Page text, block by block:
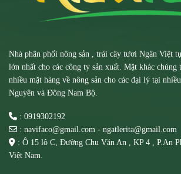
Nhà phân phối nông sản , trái cây tươi Ngân Việt
lớn nhất cho các công ty sản xuất. Mặt khác chúng
nhiều mặt hàng về nông sản cho các đại lý tại
Nguyên và Đông Nam Bộ.
: 0919302192
: navifaco@gmail.com - ngatlerita@gmail.com
: Ô 15 lô C, Đường Chu Văn An , KP 4 , P.An
Việt Nam.